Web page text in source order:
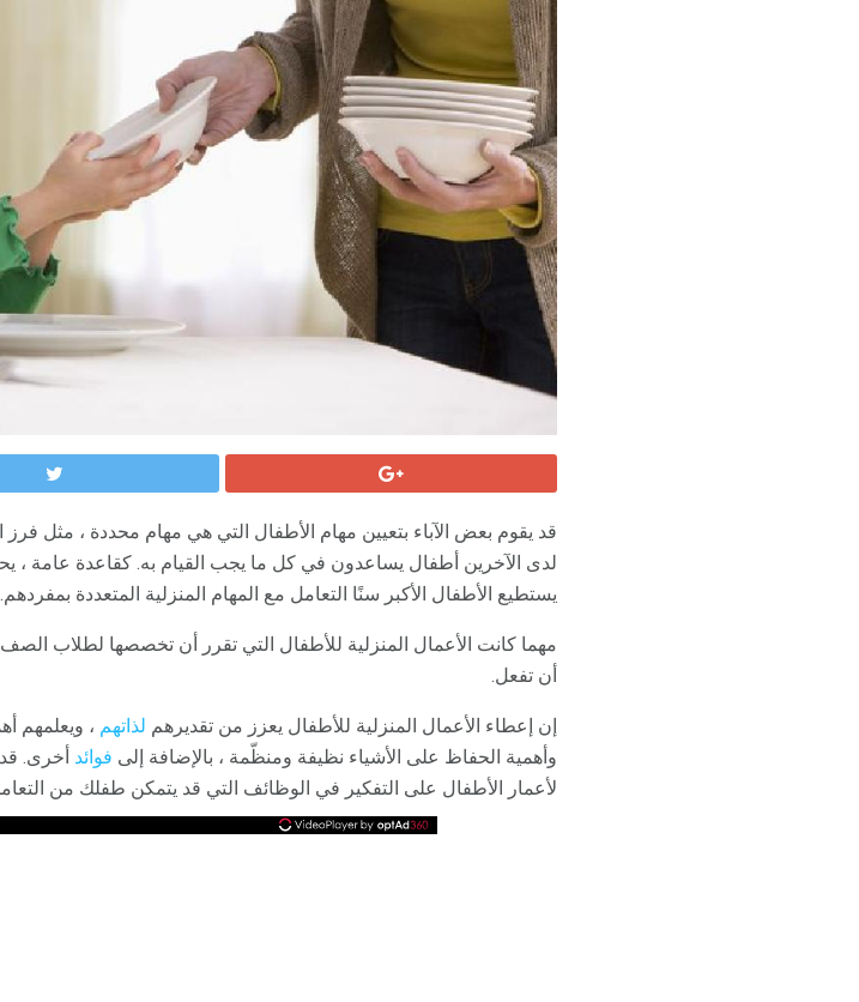
قد يقوم بعض الآباء بتعيين مهام الأطفال التي هي مهام محددة ، مثل فرز
لدى الآخرين أطفال يساعدون في كل ما يجب القيام به. كقاعدة عامة ،
يستطيع الأطفال الأكبر سنًا التعامل مع المهام المنزلية المتعددة بمفردهم.
مهما كانت الأعمال المنزلية للأطفال التي تقرر أن تخصصها لطلاب
أن تفعل.
إن إعطاء الأعمال المنزلية للأطفال يعزز من تقديرهم لذاتهم ، ويعلمهم
وأهمية الحفاظ على الأشياء نظيفة ومنظّمة ، بالإضافة إلى فوائد أخرى. قد
لأعمار الأطفال على التفكير في الوظائف التي قد يتمكن طفلك من